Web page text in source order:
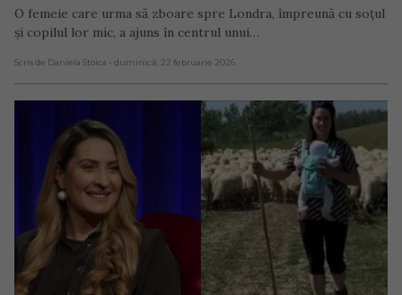
O femeie care urma să zboare spre Londra, împreună cu soțul
și copilul lor mic, a ajuns în centrul unui…
Scris de Daniela Stoica - duminică, 22 februarie 2026